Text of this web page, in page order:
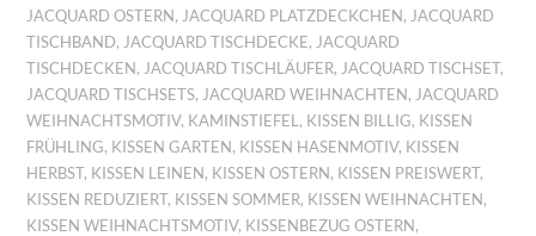
JACQUARD OSTERN, JACQUARD PLATZDECKCHEN, JACQUARD
TISCHBAND, JACQUARD TISCHDECKE, JACQUARD
TISCHDECKEN, JACQUARD TISCHLÄUFER, JACQUARD TISCHSET,
JACQUARD TISCHSETS, JACQUARD WEIHNACHTEN, JACQUARD
WEIHNACHTSMOTIV, KAMINSTIEFEL , KISSEN BILLIG, KISSEN
FRÜHLING, KISSEN GARTEN, KISSEN HASENMOTIV, KISSEN
HERBST, KISSEN LEINEN, KISSEN OSTERN, KISSEN PREISWERT,
KISSEN REDUZIERT, KISSEN SOMMER, KISSEN WEIHNACHTEN,
KISSEN WEIHNACHTSMOTIV, KISSENBEZUG OSTERN,